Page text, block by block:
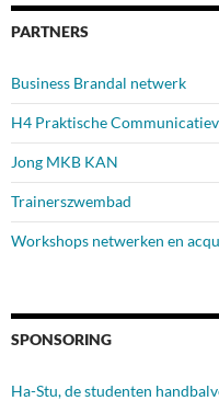
PARTNERS
Business Brandal netwerk
H4 Praktische
Jong MKB KAN
Trainerszwembad
Workshops netwerken en
SPONSORING
Ha-Stu, de studenten